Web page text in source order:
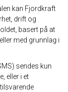
kan Fjordkraft
drift og
basert på at
med grunnlag i
sendes kun
eller i et